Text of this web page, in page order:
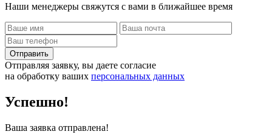
Наши менеджеры свяжутся с вами в ближайшее время
Отправить
Отправляя заявку, вы даете согласие
на обработку ваших персональных данных
Успешно!
Ваша заявка отправлена!